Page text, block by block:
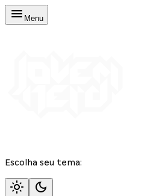
Menu
Escolha seu tema: